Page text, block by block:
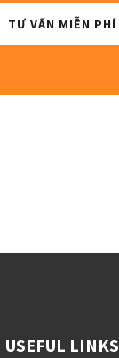
TƯ VẤN MIỄN PHÍ
USEFUL LINKS